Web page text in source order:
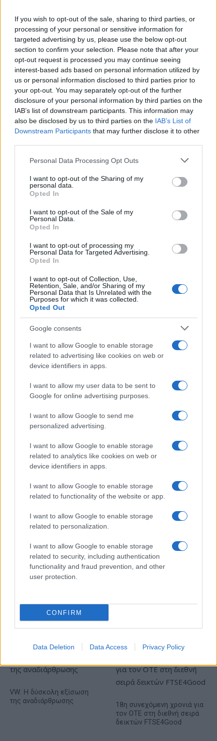
If you wish to opt-out of the sale, sharing to third parties, or
processing of your personal or sensitive information for
targeted advertising by us, please use the below opt-out
section to confirm your selection. Please note that after your
opt-out request is processed you may continue seeing
interest-based ads based on personal information utilized by
us or personal information disclosed to third parties prior to
your opt-out. You may separately opt-out of the further
disclosure of your personal information by third parties on the
IAB’s list of downstream participants. This information may
also be disclosed by us to third parties on the IAB’s List of
Downstream Participants that may further disclose it to other
Please note that this website/app uses one or more Google
not limited to your visit or usage behaviour. You may click to
grant or deny consent to Google and its third-party tags to
use your data for below specified purposes in below Google
consent section.
Personal Data Processing Opt Outs
I want to opt-out of the Sharing of my
personal data.
Opted In
I want to opt-out of the Sale of my
Personal Data.
Opted In
I want to opt-out of processing my
Personal Data for Targeted Advertising.
Opted In
I want to opt-out of Collection, Use,
Retention, Sale, and/or Sharing of my
Personal Data that Is Unrelated with the
Purposes for which it was collected.
Opted Out
Google consents
I want to allow Google to enable storage
related to advertising like cookies on web or
device identifiers in apps.
I want to allow my user data to be sent to
Google for online advertising purposes.
I want to allow Google to send me
personalized advertising.
I want to allow Google to enable storage
related to analytics like cookies on web or
device identifiers in apps.
I want to allow Google to enable storage
related to functionality of the website or app.
I want to allow Google to enable storage
related to personalization.
I want to allow Google to enable storage
related to security, including authentication
functionality and fraud prevention, and other
user protection.
CONFIRM
Data Deletion Data Access Privacy Policy
Χρηματοδότηση 8 εκατ.
ευρώ σε 843 μέσα
ενημέρωσης- Ξεκίνησε το
πενταετές πρόγραμμα
ενίσχυσης του Τύπου
Media: Με ενίσχυση 8 εκατ.
ευρώ σε 451 επιχειρήσεις
ξεκίνησε το πρόγραμμα
στήριξης- Κάλυψη
εισφορών ΕΔΟΕΑΠ
IAB Hellas: Νέα Διοικούσα Επιτροπή και νέο Διοικητικό
Συμβούλιο - Πρόεδρος ο Γαληνός Γιαγλής
Νέο Audi A2 e-tron με
στόχο την κορυφή της
Η Chery επενδύει 75 εκατ.
Το FIAT 500 Hybrid τώρα από 18.990 ευρώ
Μιλγουόκι Μπακς: Η ζωή
χωρίς τον Γιάννη
Ανακοινώθηκε από την
HELLENiQ ENERGY: Κέρδη 393 εκατ. ευρώ στο α' εξάμηνο –
14% ο τζίρος στο α'
εξάμηνο, στα 4,3 δισ. ευρώ
– Στα 446 εκατ. ευρώ τα
EBITDA
ΥΠΕΘΟΟ: Νέες επενδύσεις
1 δισ. ευρώ ως το 2028 για
VW: Η δύσκολη εξίσωση
της αναδιάρθρωσης
18η συνεχόμενη χρονιά για
τον ΟΤΕ στη διεθνή σειρά
δεικτών FTSE4Good